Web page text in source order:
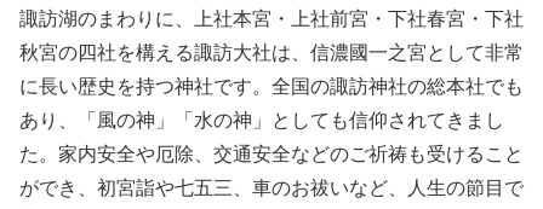
諏訪湖のまわりに、上社本宮・上社前宮・下社春宮・下社
秋宮の四社を構える諏訪大社は、信濃國一之宮として非常
に長い歴史を持つ神社です。全国の諏訪神社の総本社でも
あり、「風の神」「水の神」としても信仰されてきまし
た。家内安全や厄除、交通安全などのご祈祷も受けること
ができ、初宮詣や七五三、車のお祓いなど、人生の節目で